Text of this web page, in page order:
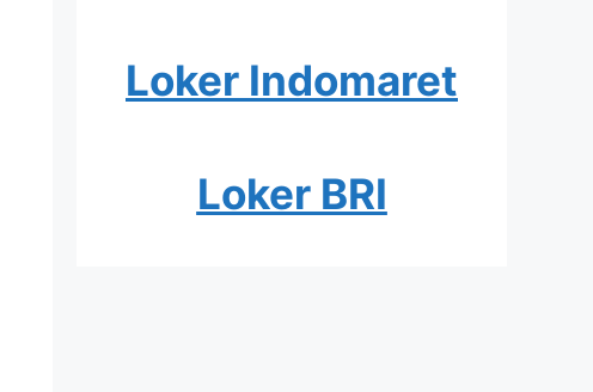
Loker Indomaret
Loker BRI